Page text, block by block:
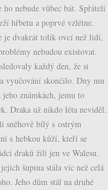
nebude vůbec bát. Spřátelí
hřbetu a poprvé vzlétne.
je dvakrát tolik ovcí než lidí,
nebudou existovat.
každý den, že si
vyučování skončilo. Dny mu
známkách, jemu to
Draka už nikdo léta neviděl.
sněhově bílý s ostrým
s hebkou kůží, kteří se
draků žili jen ve Walesu.
šupina stála víc než celá
Jeho dům stál na druhé